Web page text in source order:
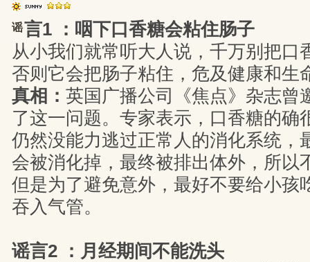
谣言1 ：咽下口香糖会粘住肠子
从小我们就常听大人说，千万别把口
否则它会把肠子粘住，危及健康和生
真相： 英国广播公司《焦点》杂志曾
了这一问题。专家表示，口香糖的确
仍然没能力逃过正常人的消化系统，
会被消化掉，最终被排出体外，所以
但是为了避免意外，最好不要给小孩
吞入气管。
谣言2 ：月经期间不能洗头